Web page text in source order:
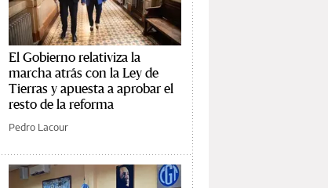
El Gobierno relativiza la
marcha atrás con la Ley de
Tierras y apuesta a aprobar el
resto de la reforma
Pedro Lacour